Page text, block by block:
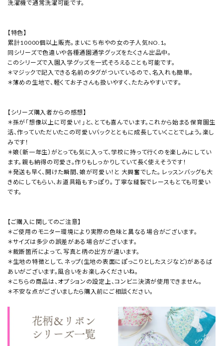
洗濯機で通常洗濯可能です。
【特色】
累計10000個以上販売。まいにち布やの女の子人気NO.1。
同シリーズで色違いや各種通園通学グッズをたくさん出品中。
このシリーズで入園入学グッズを一式そろえることも可能です。
＊マジックで記入できる名前のタグがついているので、名入れも簡単。
＊薄めの生地で、軽くてお子さんも扱いやすく、たたみやすいです。
【シリーズ購入者からの感想】
＊孫が「想像以上に可愛い！」と、とても喜んでいます。これから始まる保育園生
活、作っていただいたこの可愛いバックとともに成長していくことでしょう。楽し
みです！
＊娘（新一年生）がとっても気に入って、学校に持って行くのを楽しみにしてい
ます。親も納得の可愛さ。作りもしっかりしていて長く使えそうです！
＊発送も早く、開けた瞬間、娘が可愛い！と 大興奮でした。 レッスンバッグも大
きめにしてもらい、お道具箱もすっぽり。 丁寧な縫製でレースもとても可愛い
です。
【ご購入に関してのご注意】
＊ご使用のモニター環境により実際の色味と異なる場合がございます。
＊サイズは多少の誤差がある場合がございます。
＊裁断箇所によって、写真と柄の出方が違います。
＊生地の特徴として、ネップ(生地の表面にぽっこりとしたスジなど)があるば
あいがございます。風合いをお楽しみくださいね。
＊こちらの商品は、オプションの設定上、コンビニ決済が使用できません。
＊不安な点がございましたら購入前にご相談ください。